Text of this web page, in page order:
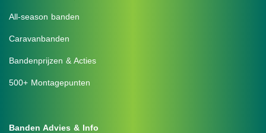
All-season banden
Caravanbanden
Bandenprijzen & Acties
500+ Montagepunten
Banden Advies & Info